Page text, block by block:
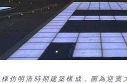
棟仿明清時期建築構成，圖為迎賓